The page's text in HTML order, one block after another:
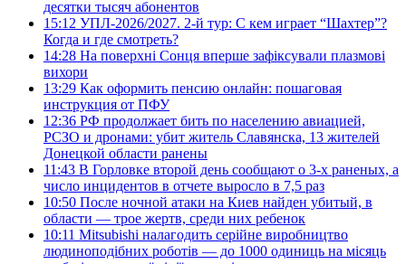
десятки тысяч абонентов
15:12 УПЛ-2026/2027. 2-й тур: С кем играет “Шахтер”?
Когда и где смотреть?
14:28 На поверхні Сонця вперше зафіксували плазмові
вихори
13:29 Как оформить пенсию онлайн: пошаговая
инструкция от ПФУ
12:36 РФ продолжает бить по населению авиацией,
РСЗО и дронами: убит житель Славянска, 13 жителей
Донецкой области ранены
11:43 В Горловке второй день сообщают о 3-х раненых, а
число инцидентов в отчете выросло в 7,5 раз
10:50 После ночной атаки на Киев найден убитый, в
области — трое жертв, среди них ребенок
10:11 Mitsubishi налагодить серійне виробництво
людиноподібних роботів — до 1000 одиниць на місяць